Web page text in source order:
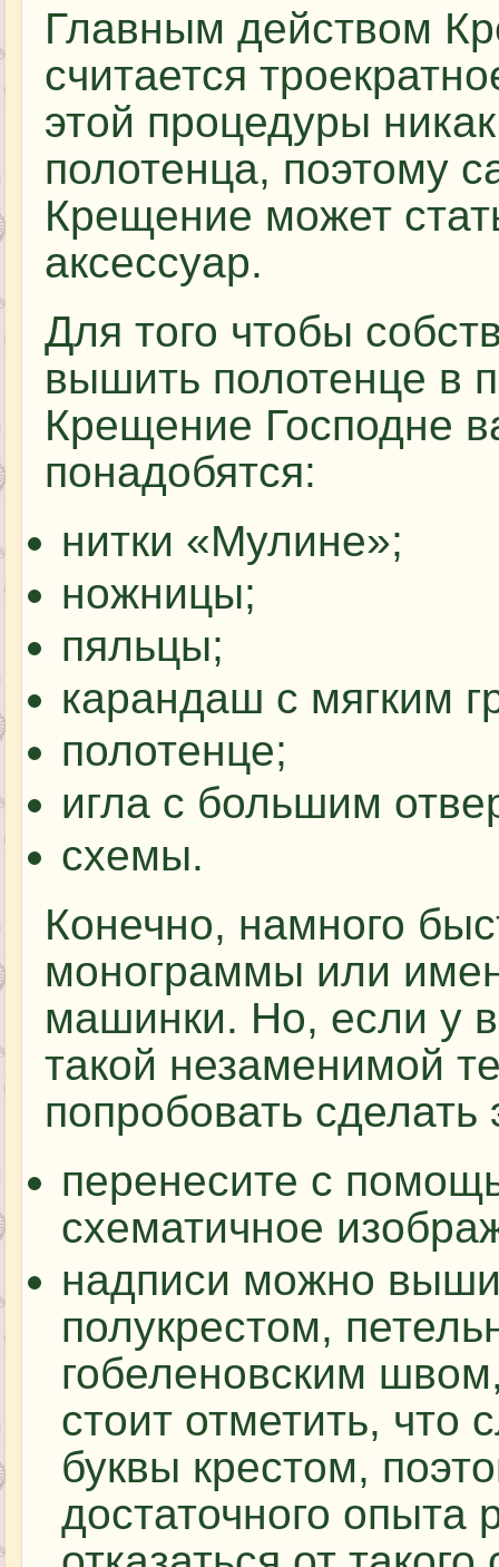
Главным действом
считается
этой процедуры
полотенца, поэтому
Крещение может
аксессуар.
Для того чтобы
вышить полотенце в
Крещение Господне
понадобятся:
нитки «Мулине»;
ножницы;
пяльцы;
карандаш с мягким
полотенце;
игла с большим
схемы.
Конечно, намного
монограммы или
машинки. Но, если у
такой незаменимой
попробовать сделать
перенесите с
схематичное
надписи можно
полукрестом,
гобеленовским
стоит отметить, что
буквы крестом,
достаточного опыта